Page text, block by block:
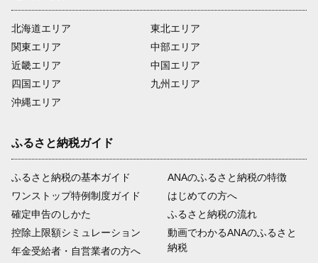
北海道エリア
関東エリア
近畿エリア
四国エリア
沖縄エリア
東北エリア
中部エリア
中国エリア
九州エリア
ふるさと納税ガイド
ふるさと納税の基本ガイド
ワンストップ特例制度ガイド
確定申告のしかた
控除上限額シミュレーション
年金受給者・自営業者の方へ
ANAのふるさと納税の特徴
はじめての方へ
ふるさと納税の流れ
動画でわかるANAのふるさと
納税